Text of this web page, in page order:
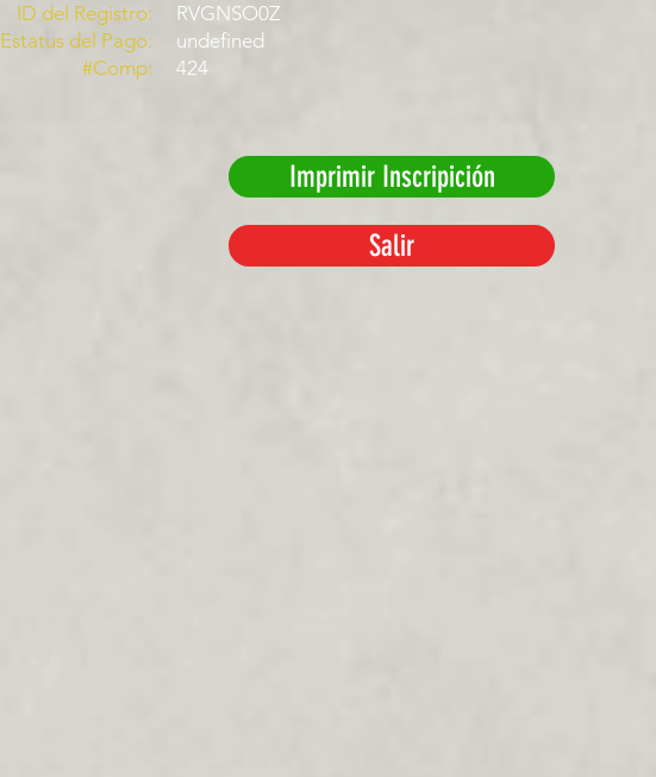
ID del Registro:
Estatus del Pago:
#Comp:
RVGNSO0Z
undefined
424
Imprimir Inscripición
Salir